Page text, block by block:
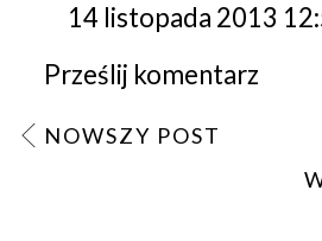
14 listopada 2013
Prześlij komentarz
NOWSZY POST